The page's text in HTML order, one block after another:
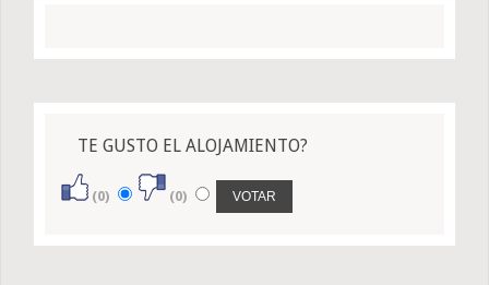
TE GUSTO EL ALOJAMIENTO?
(0) (0)